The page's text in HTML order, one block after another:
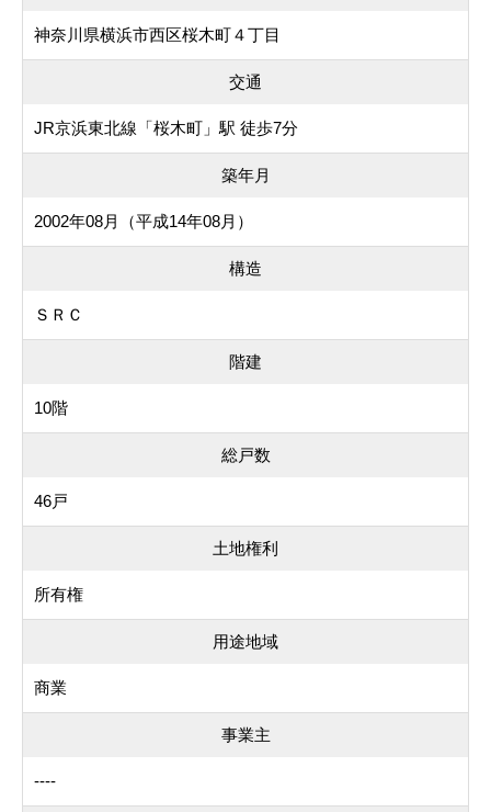
神奈川県横浜市西区桜木町４丁目
交通
JR京浜東北線「桜木町」駅 徒歩7分
築年月
2002年08月（平成14年08月）
構造
ＳＲＣ
階建
10階
総戸数
46戸
土地権利
所有権
用途地域
商業
事業主
----